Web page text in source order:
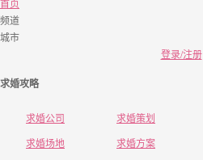
首页
频道
城市
登录/注册
求婚攻略
求婚公司 求婚策划
求婚场地
求婚方案